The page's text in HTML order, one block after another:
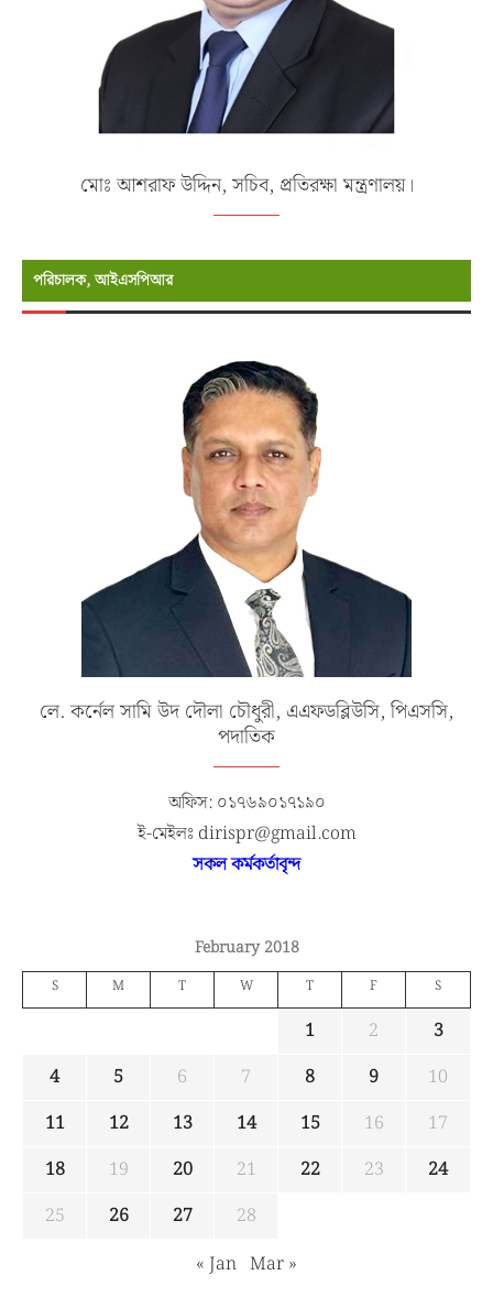
মোঃ আশরাফ উদ্দিন, সচিব, প্রতিরক্ষা মন্ত্রণালয়।
পরিচালক, আইএসপিআর
লে. কর্নেল সামি উদ দৌলা চৌধুরী, এএফডব্লিউসি, পিএসসি,
পদাতিক
অফিস: ০১৭৬৯০১৭১৯০
ই-মেইলঃ dirispr@gmail.com
সকল কর্মকর্তাবৃন্দ
February 2018
S M T W T F S
1 2
3
4
5 6 7 8 9
10
11
12 13 14 15 16
17
18
19 20 21 22 23
24
25
26 27
28
« Jan Mar »